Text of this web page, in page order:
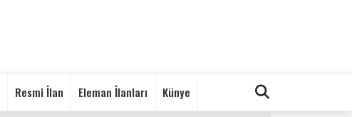
Resmi İlan Eleman İlanları Künye